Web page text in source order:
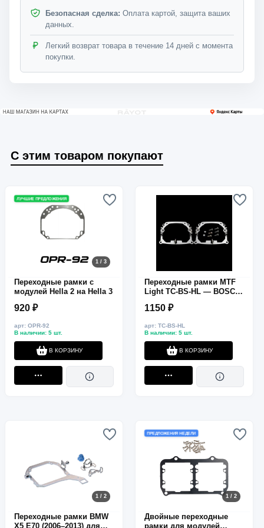
Безопасная сделка: Оплата картой, защита ваших
данных.
Легкий возврат товара в течение 14 дней с момента
покупки.
С этим товаром покупают
ЛУЧШИЕ ПРЕДЛОЖЕНИЯ
1 / 3
Переходные рамки с
модулей Hella 2 на Hella 3
920 ₽
арт: OPR-92
В наличии: 5 шт.
В КОРЗИНУ
Переходные рамки MTF
Light TC-BS-HL — BOSCH
ближний свет, 2 шт.
1150 ₽
арт: TC-BS-HL
В наличии: 5 шт.
В КОРЗИНУ
1 / 2
Переходные рамки BMW
X5 E70 (2006–2013) для
ПРЕДЛОЖЕНИЯ НЕДЕЛИ
1 / 2
Двойные переходные
рамки для модулей